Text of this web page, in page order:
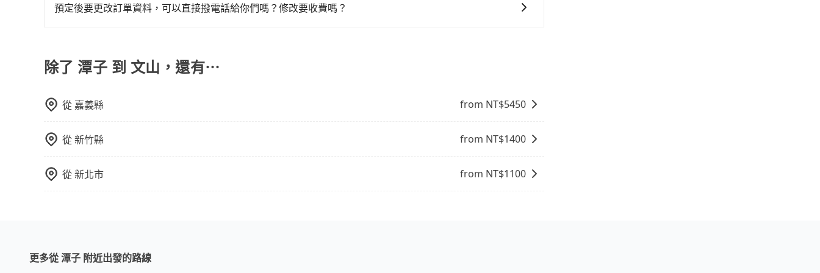
節奏和時間進行遊覽。除了景點本身，還可以體驗周邊的文化和風俗，品嚐當地的美食，與當地人交流，深入體
預定後要更改訂單資料，可以直接撥電話給你們嗎？修改要收費嗎？
除了 潭子 到 文山，還有⋯
從 嘉義縣 from NT$5450
從新竹縣 from NT$1400
從新北市 from NT$1100
更多從 潭子 附近出發的路線